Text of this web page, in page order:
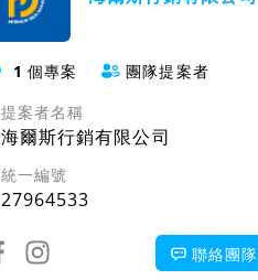
1 個專案
團隊提案者
提案者名稱
海爾斯行銷有限公司
統一編號
27964533
聯絡團隊